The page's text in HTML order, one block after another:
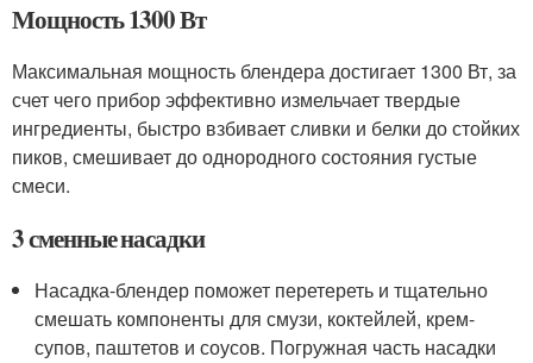
Мощность 1300 Вт
Максимальная мощность блендера достигает 1300 Вт, за
счет чего прибор эффективно измельчает твердые
ингредиенты, быстро взбивает сливки и белки до стойких
пиков, смешивает до однородного состояния густые
смеси.
3 сменные насадки
Насадка-блендер поможет перетереть и тщательно
смешать компоненты для смузи, коктейлей, крем-
супов, паштетов и соусов. Погружная часть насадки